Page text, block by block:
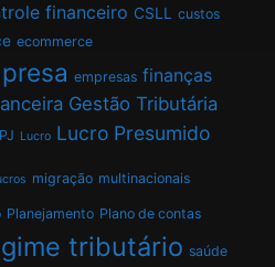
financeiro CSLL custos
ecommerce
empresas finanças
Gestão Tributária
Lucro Lucro Presumido
migração multinacionais
Planejamento Plano de contas
tributário saúde